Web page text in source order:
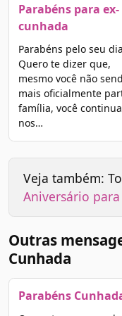
Parabéns para ex-
cunhada
Parabéns pelo seu
Quero te dizer que,
mesmo você não
mais oficialmente
família, você continua
nos…
Veja também:
Aniversário
Outras
Cunhada
Parabéns